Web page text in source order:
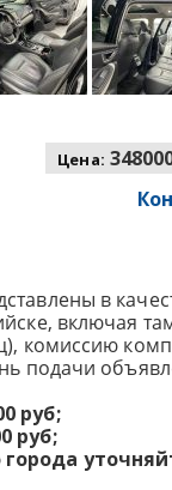
Цена:
в
включая
комиссию
подачи
руб;
руб;